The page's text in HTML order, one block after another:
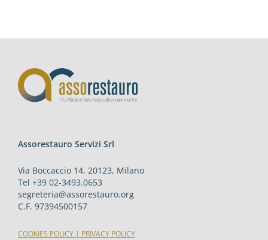
Assorestauro Servizi Srl
Via Boccaccio 14, 20123, Milano
Tel +39 02-3493.0653
segreteria@assorestauro.org
C.F. 97394500157
COOKIES POLICY | PRIVACY POLICY